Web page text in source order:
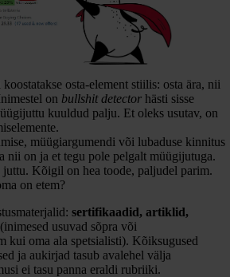
osta-element stiilis: osta ära, nii
on bullshit detector hästi sisse
kuuldud palju. Et oleks usutav, on
müügiargumendi või lubaduse kinnitus
nii on ja et tegu pole pelgalt müügijutuga.
Kõigil on hea toode, paljudel parim.
on etem?
sertifikaadid, artiklid,
(inimesed usuvad sõpra või
kui oma ala spetsialisti). Kõiksugused
ja aukirjad tasub avalehel välja
ei tasu panna eraldi rubriiki.